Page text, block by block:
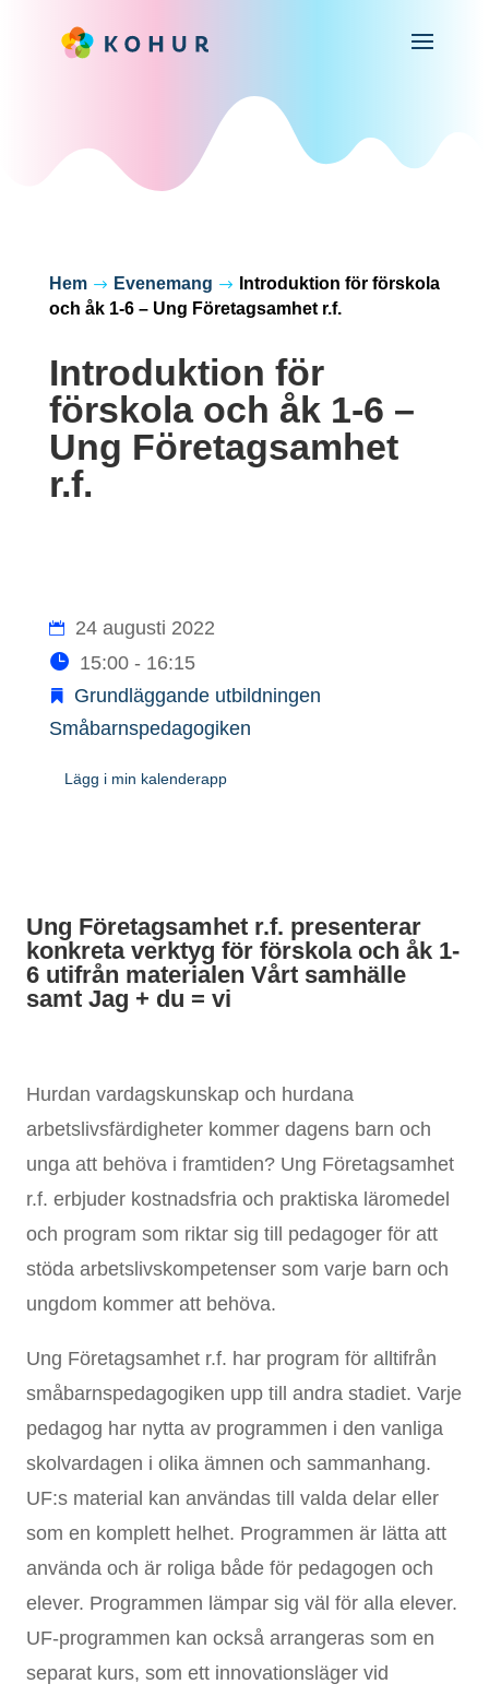
Hem $ Evenemang $
Introduktion för förskola
och åk 1-6 – Ung Företagsamhet r.f.
Introduktion för
förskola och åk 1-6 –
Ung Företagsamhet
r.f.
24 augusti 2022
15:00 - 16:15
Grundläggande utbildningen
Småbarnspedagogiken
Lägg i min kalenderapp
Ung Företagsamhet r.f. presenterar
konkreta verktyg för förskola och åk 1-
6 utifrån materialen Vårt samhälle
samt Jag + du = vi
Hurdan vardagskunskap och hurdana
arbetslivsfärdigheter kommer dagens barn och
unga att behöva i framtiden? Ung Företagsamhet
r.f. erbjuder kostnadsfria och praktiska läromedel
och program som riktar sig till pedagoger för att
stöda arbetslivskompetenser som varje barn och
ungdom kommer att behöva.
Ung Företagsamhet r.f. har program för alltifrån
småbarnspedagogiken upp till andra stadiet. Varje
pedagog har nytta av programmen i den vanliga
skolvardagen i olika ämnen och sammanhang.
UF:s material kan användas till valda delar eller
som en komplett helhet. Programmen är lätta att
använda och är roliga både för pedagogen och
elever. Programmen lämpar sig väl för alla elever.
UF-programmen kan också arrangeras som en
separat kurs, som ett innovationsläger vid